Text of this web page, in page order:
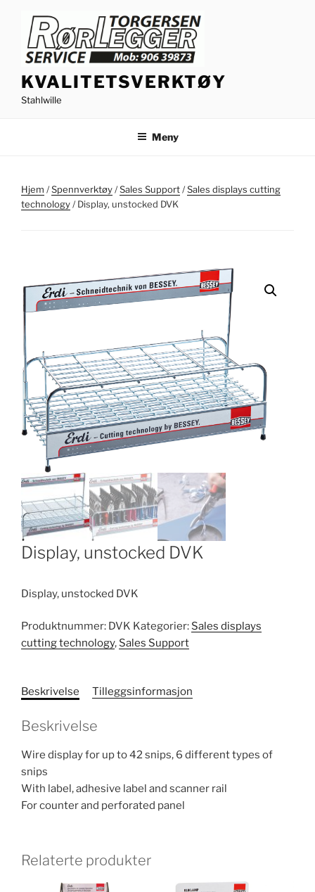
innhold
KVALITETSVERKTØY
Stahlwille
Meny
Hjem /Spennverktøy/Sales Support/Sales displays cutting
technology/ Display, unstocked DVK
Display, unstocked DVK
Display, unstocked DVK
Produktnummer: DVK Kategorier: Sales displays
cutting technology, Sales Support
Beskrivelse Tilleggsinformasjon
Beskrivelse
Wire display for up to 42 snips, 6 different types of
snips
With label, adhesive label and scanner rail
For counter and perforated panel
Relaterte produkter